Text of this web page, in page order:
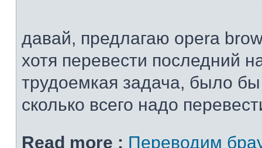
давай, предлагаю opera
хотя перевести последний
трудоемкая задача, было
сколько всего надо
Read more : Переводим